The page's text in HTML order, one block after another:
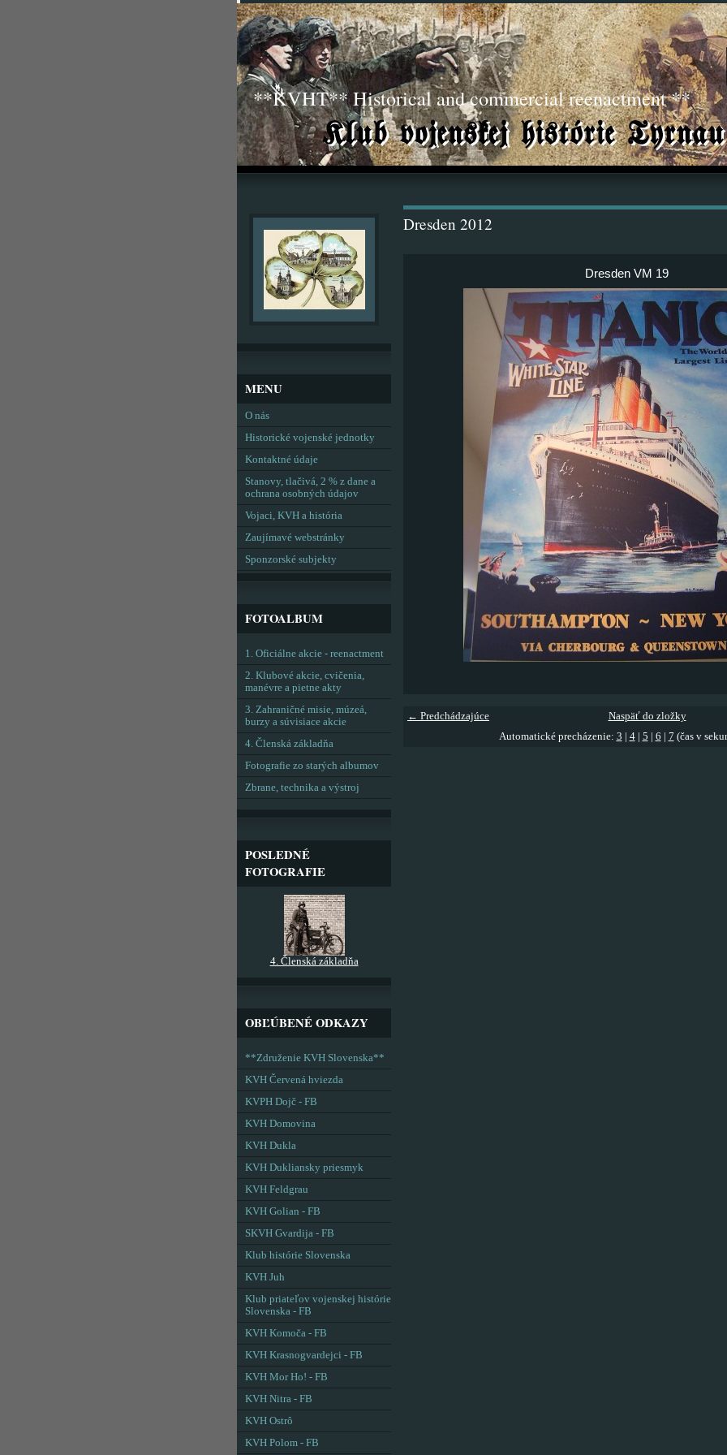
**KVHT** Historical and commercial reenactment **
Dresden 2012
Dresden VM 19
← Predchádzajúce
Naspäť do zložky
Automatické precházenie: 3 4| 5 6 7 (čas v
MENU
O nás
Historické vojenské jednotky
Kontaktné údaje
Stanovy, tlačivá, 2 % z dane a
ochrana osobných údajov
Vojaci, KVH a história
Zaujímavé webstránky
Sponzorské subjekty
FOTOALBUM
1. Oficiálne akcie - reenactment
2. Klubové akcie, cvičenia,
manévre a pietne akty
3. Zahraničné misie, múzeá,
burzy a súvisiace akcie
4. Členská základňa
Fotografie zo starých albumov
Zbrane, technika a výstroj
POSLEDNÉ
FOTOGRAFIE
4. Členská základňa
OBĽÚBENÉ ODKAZY
**Združenie KVH Slovenska**
KVH Červená hviezda
KVPH Dojč - FB
KVH Domovina
KVH Dukla
KVH Dukliansky priesmyk
KVH Feldgrau
KVH Golian - FB
SKVH Gvardija - FB
Klub histórie Slovenska
KVH Juh
Klub priateľov vojenskej histórie
Slovenska - FB
KVH Komoča - FB
KVH Krasnogvardejci - FB
KVH Mor Ho! - FB
KVH Nitra - FB
KVH Ostrô
KVH Polom - FB